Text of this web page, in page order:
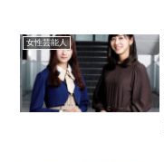
女性芸能人